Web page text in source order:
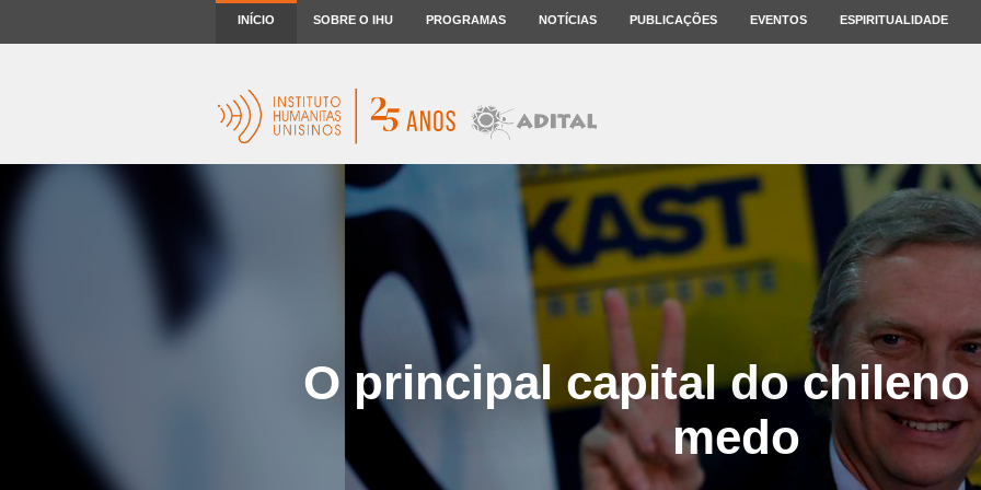
INÍCIO SOBRE O IHU PROGRAMAS NOTÍCIAS PUBLICAÇÕES EVENTOS ESPIRITUALIDADE
O principal capital do chileno
medo